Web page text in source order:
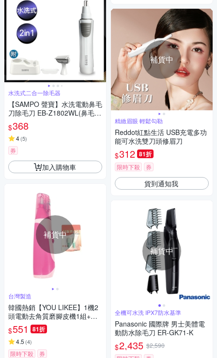
水洗式二合一除毛器
【SAMPO 聲寶】水洗電動鼻毛
刀除毛刀 EB-Z1802WL(鼻毛
機/鼻毛修剪器/私密處)
$368
4(5)
券
加入購物車
補貨中
台灣製造
韓國熱銷【YOU LIKEE】1機2
頭電動去角質磨腳皮機1組+替
換芯頭1組
$551 81折
4.5 (4)
限時下殺 券
補貨中
精緻眉眼 輕鬆勾勒
Reddot紅點生活 USB充電多功
能可水洗雙刀頭修眉刀
$312 81折
限時下殺 券
貨到通知我
補貨中
全機可水洗 IPX7防水基準
Panasonic 國際牌 男士美體電
動防水除毛刀 ER-GK71-K
$2,435 $2,590